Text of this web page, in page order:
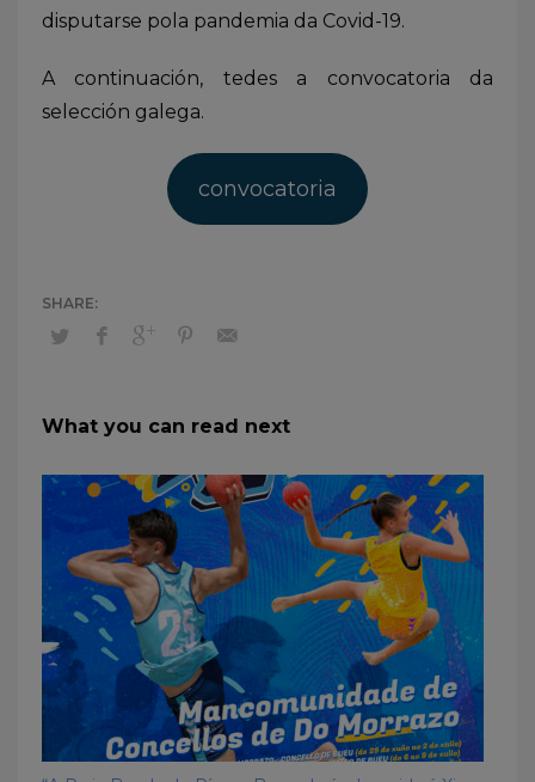
disputarse pola pandemia da Covid-19.
A continuación, tedes a convocatoria da
selección galega.
convocatoria
What you can read next